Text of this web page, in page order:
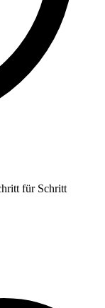
für Schritt